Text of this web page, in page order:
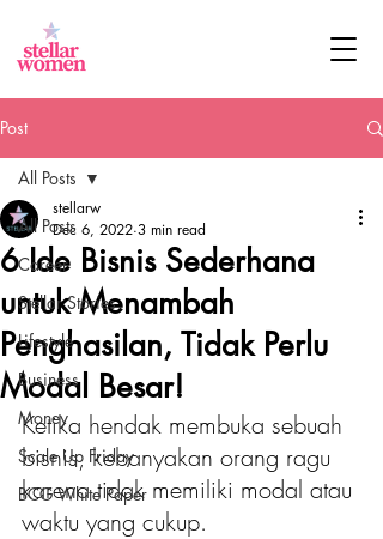
Post
All Posts
Career
Stellar Stories
Lifestyle
Business
Money
Scale Up Friday
BCG White Paper
All Posts
6 Ide Bisnis Sederhana
untuk Menambah
Penghasilan, Tidak Perlu
Modal Besar!
stellarw
Dec 6, 2022 3 min read
Ketika hendak membuka sebuah
bisnis, kebanyakan orang ragu
karena tidak memiliki modal atau
waktu yang cukup.